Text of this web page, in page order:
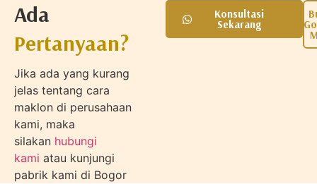
Ada
Pertanyaan?
Jika ada yang kurang
jelas tentang cara
maklon di perusahaan
kami, maka
silakan hubungi
kami atau kunjungi
pabrik kami di Bogor
Konsultasi
Sekarang